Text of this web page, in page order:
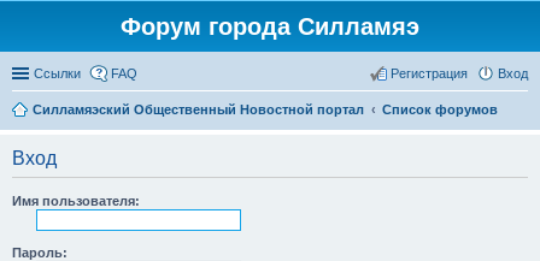
Форум города Силламяэ
Ссылки FAQ Вход
Регистрация
Силламяэский Общественный Новостной портал Список форумов
Вход
Имя пользователя:
Пароль: